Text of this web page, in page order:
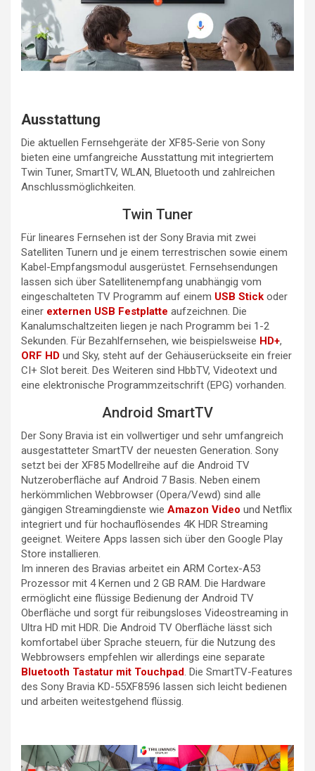
Ausstattung
Die aktuellen Fernsehgeräte der XF85-Serie von Sony
bieten eine umfangreiche Ausstattung mit integriertem
Twin Tuner, SmartTV, WLAN, Bluetooth und zahlreichen
Anschlussmöglichkeiten.
Twin Tuner
Für lineares Fernsehen ist der Sony Bravia mit zwei
Satelliten Tunern und je einem terrestrischen sowie einem
Kabel-Empfangsmodul ausgerüstet. Fernsehsendungen
lassen sich über Satellitenempfang unabhängig vom
eingeschalteten TV Programm auf einem USB Stick oder
einer externen USB Festplatte aufzeichnen. Die
Kanalumschaltzeiten liegen je nach Programm bei 1-2
Sekunden. Für Bezahlfernsehen, wie beispielsweise HD+,
ORF HD und Sky, steht auf der Gehäuserückseite ein freier
CI+ Slot bereit. Des Weiteren sind HbbTV, Videotext und
eine elektronische Programmzeitschrift (EPG) vorhanden.
Android SmartTV
Der Sony Bravia ist ein vollwertiger und sehr umfangreich
ausgestatteter SmartTV der neuesten Generation. Sony
setzt bei der XF85 Modellreihe auf die Android TV
Nutzeroberfläche auf Android 7 Basis. Neben einem
herkömmlichen Webbrowser (Opera/Vewd) sind alle
gängigen Streamingdienste wie Amazon Video und Netflix
integriert und für hochauflösendes 4K HDR Streaming
geeignet. Weitere Apps lassen sich über den Google Play
Store installieren.
Im inneren des Bravias arbeitet ein ARM Cortex-A53
Prozessor mit 4 Kernen und 2 GB RAM. Die Hardware
ermöglicht eine flüssige Bedienung der Android TV
Oberfläche und sorgt für reibungsloses Videostreaming in
Ultra HD mit HDR. Die Android TV Oberfläche lässt sich
komfortabel über Sprache steuern, für die Nutzung des
Webbrowsers empfehlen wir allerdings eine separate
Bluetooth Tastatur mit Touchpad. Die SmartTV-Features
des Sony Bravia KD-55XF8596 lassen sich leicht bedienen
und arbeiten weitestgehend flüssig.